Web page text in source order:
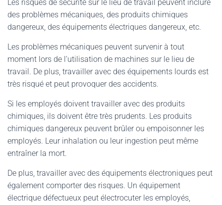
Les risques de sécurité sur le lieu de travail peuvent inclure
des problèmes mécaniques, des produits chimiques
dangereux, des équipements électriques dangereux, etc.
Les problèmes mécaniques peuvent survenir à tout
moment lors de l’utilisation de machines sur le lieu de
travail. De plus, travailler avec des équipements lourds est
très risqué et peut provoquer des accidents.
Si les employés doivent travailler avec des produits
chimiques, ils doivent être très prudents. Les produits
chimiques dangereux peuvent brûler ou empoisonner les
employés. Leur inhalation ou leur ingestion peut même
entraîner la mort.
De plus, travailler avec des équipements électroniques peut
également comporter des risques. Un équipement
électrique défectueux peut électrocuter les employés,